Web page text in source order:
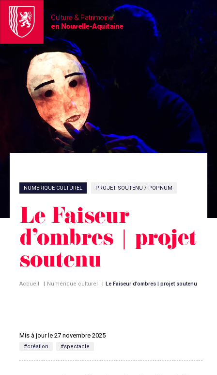
Culture & Patrimoine
en Nouvelle-Aquitaine
NUMÉRIQUE CULTUREL PROJET SOUTENU / POPNUM
Le Faiseur
d’ombres | projet
soutenu
Accueil | Numérique culturel | Le Faiseur d’ombres | projet soutenu
Mis à jour le 27 novembre 2025
#création #spectacle